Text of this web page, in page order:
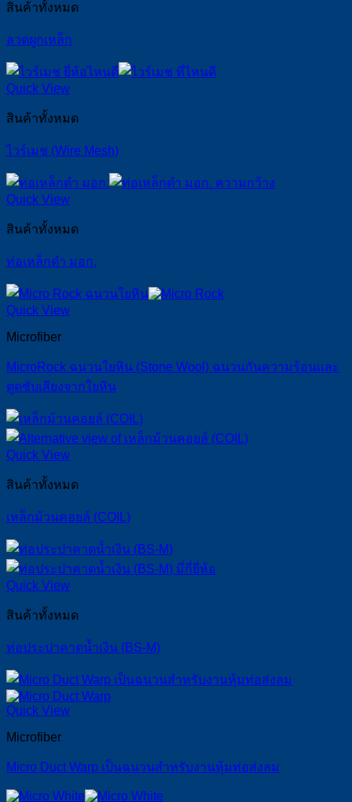
สินค้าทั้งหมด
ลวดผูกเหล็ก
Quick View
สินค้าทั้งหมด
ไวร์เมช (Wire Mesh)
Quick View
สินค้าทั้งหมด
ท่อเหล็กดำ มอก.
Quick View
Microfiber
MicroRock ฉนวนใยหิน (Stone Wool) ฉนวนกันความร้อนเเละ
ดูดซับเสียงจากใยหิน
Quick View
สินค้าทั้งหมด
เหล็กม้วนคอยล์ (COIL)
Quick View
สินค้าทั้งหมด
ท่อประปาคาดน้ำเงิน (BS-M)
Quick View
Microfiber
Micro Duct Warp เป็นฉนวนสำหรับงานหุ้มท่อส่งลม